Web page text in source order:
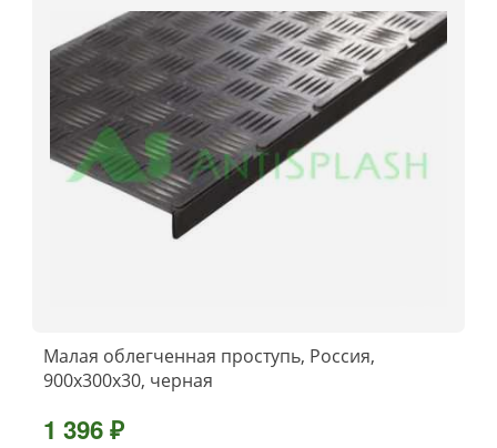
Малая облегченная проступь, Россия,
900x300x30, черная
1 396 ₽